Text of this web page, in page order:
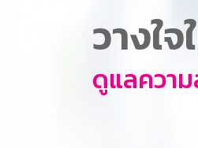
วางใ
ดูแลควา